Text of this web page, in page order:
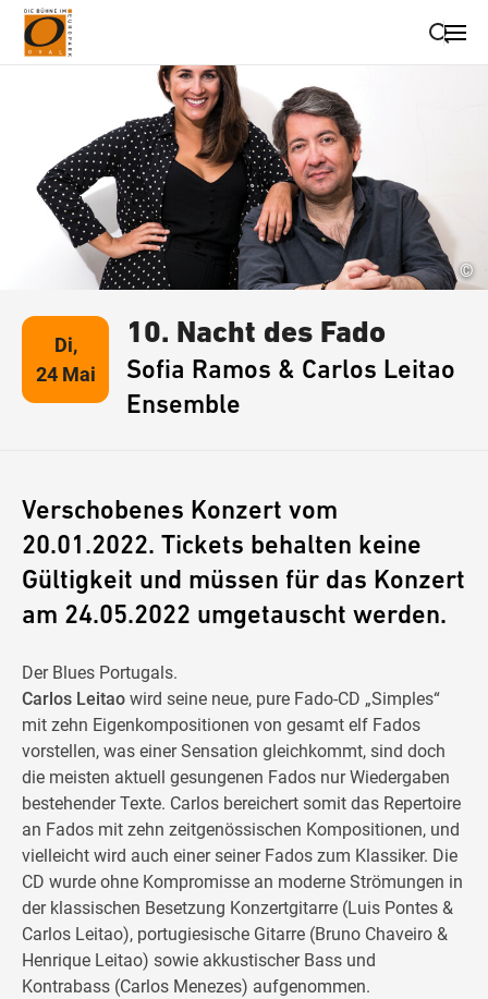
Suche schließen
Wegbeschreibung erhalten
©
Di,
24 Mai
10. Nacht des Fado
Sofia Ramos & Carlos Leitao
Ensemble
Verschobenes Konzert vom
20.01.2022. Tickets behalten keine
Gültigkeit und müssen für das Konzert
am 24.05.2022 umgetauscht werden.
Der Blues Portugals.
Carlos Leitao wird seine neue, pure Fado-CD „Simples“
mit zehn Eigenkompositionen von gesamt elf Fados
vorstellen, was einer Sensation gleichkommt, sind doch
die meisten aktuell gesungenen Fados nur Wiedergaben
bestehender Texte. Carlos bereichert somit das Repertoire
an Fados mit zehn zeitgenössischen Kompositionen, und
vielleicht wird auch einer seiner Fados zum Klassiker. Die
CD wurde ohne Kompromisse an moderne Strömungen in
der klassischen Besetzung Konzertgitarre (Luis Pontes &
Carlos Leitao), portugiesische Gitarre (Bruno Chaveiro &
Henrique Leitao) sowie akkustischer Bass und
Kontrabass (Carlos Menezes) aufgenommen.